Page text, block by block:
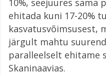
10%, seejuures sama
ehitada kuni 17-20%
kasvatusvõimsusest,
järgult mahtu
paralleelselt ehitame
Skaninaavias.